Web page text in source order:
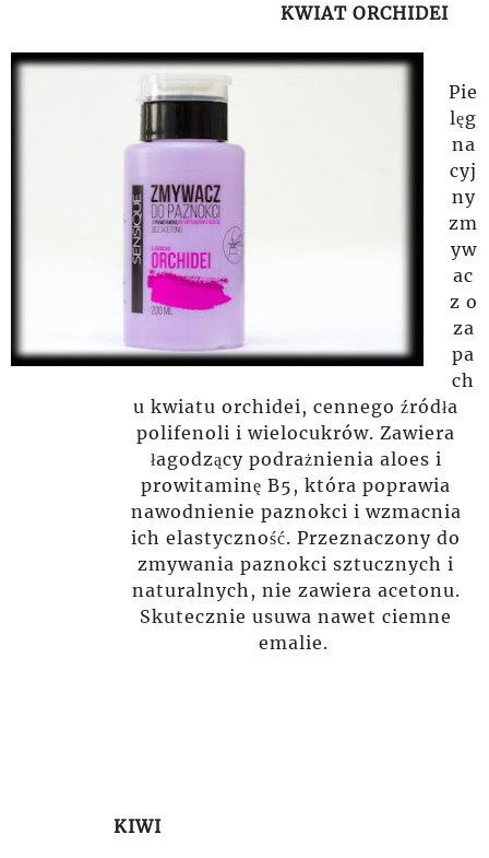
KWIAT ORCHIDEI
Pie
lęg
na
cyj
ny
zm
yw
ac
z o
za
pa
ch
u kwiatu orchidei, cennego źródła
polifenoli i wielocukrów. Zawiera
łagodzący podrażnienia aloes i
prowitaminę B5, która poprawia
nawodnienie paznokci i wzmacnia
ich elastyczność. Przeznaczony do
zmywania paznokci sztucznych i
naturalnych, nie zawiera acetonu.
Skutecznie usuwa nawet ciemne
emalie.
KIWI